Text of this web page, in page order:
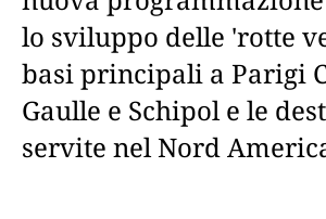
lo sviluppo delle 'rotte
basi principali a Parigi
Gaulle e Schipol e le
servite nel Nord